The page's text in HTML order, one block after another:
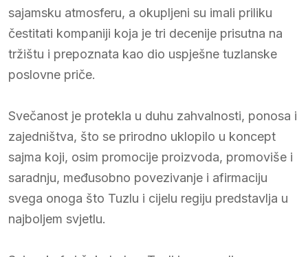
sajamsku atmosferu, a okupljeni su imali priliku
čestitati kompaniji koja je tri decenije prisutna na
tržištu i prepoznata kao dio uspješne tuzlanske
poslovne priče.
Svečanost je protekla u duhu zahvalnosti, ponosa i
zajedništva, što se prirodno uklopilo u koncept
sajma koji, osim promocije proizvoda, promoviše i
saradnju, međusobno povezivanje i afirmaciju
svega onoga što Tuzlu i cijelu regiju predstavlja u
najboljem svjetlu.